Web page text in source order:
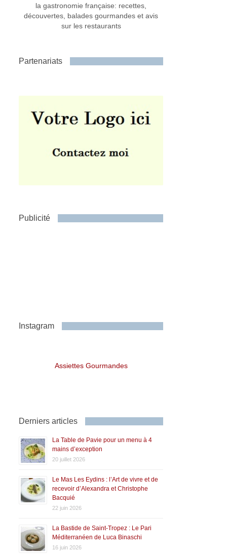
la gastronomie française: recettes,
découvertes, balades gourmandes et avis
sur les restaurants
Partenariats
Publicité
Instagram
Assiettes Gourmandes
Derniers articles
La Table de Pavie pour un menu à 4
mains d’exception
20 juillet 2026
Le Mas Les Eydins : l’Art de vivre et de
recevoir d’Alexandra et Christophe
Bacquié
22 juin 2026
La Bastide de Saint-Tropez : Le Pari
Méditerranéen de Luca Binaschi
16 juin 2026